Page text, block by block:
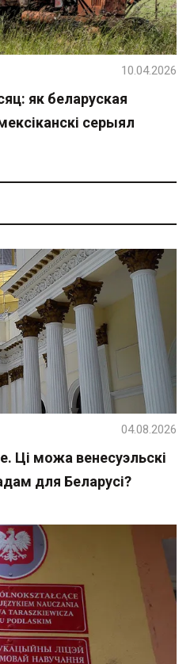
як беларуская
серыял
10.04.2026
Ці можа венесуэльскі
для Беларусі?
04.08.2026